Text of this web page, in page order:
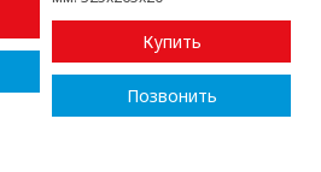
Купить
Позвонить